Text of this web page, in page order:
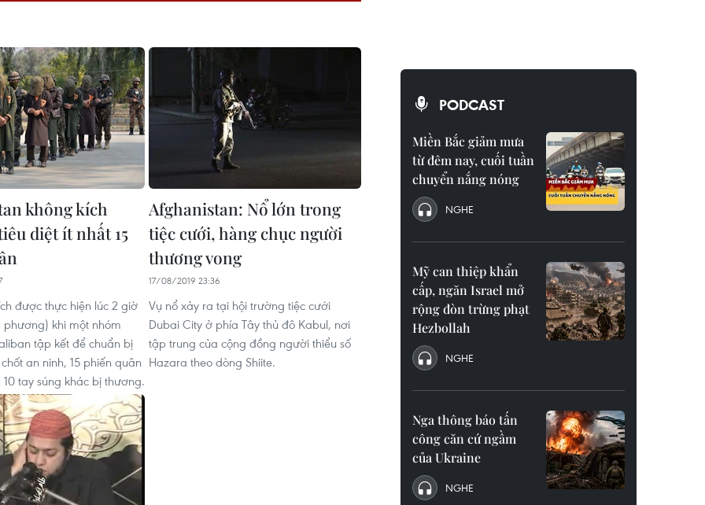
không kích
diệt ít nhất 15
được thực hiện lúc 2 giờ
khi một nhóm
tập kết để chuẩn bị
an ninh, 15 phiến quân
tay súng khác bị thương.
Afghanistan: Nổ lớn trong
tiệc cưới, hàng chục người
thương vong
17/08/2019 23:36
Vụ nổ xảy ra tại hội trường tiệc cưới
Dubai City ở phía Tây thủ đô Kabul, nơi
tập trung của cộng đồng người thiểu số
Hazara theo dòng Shiite.
PODCAST
Miền Bắc giảm mưa
từ đêm nay, cuối tuần
chuyển nắng nóng
NGHE
Mỹ can thiệp khẩn
cấp, ngăn Israel mở
rộng đòn trừng phạt
Hezbollah
NGHE
Nga thông báo tấn
công căn cứ ngầm
của Ukraine
NGHE